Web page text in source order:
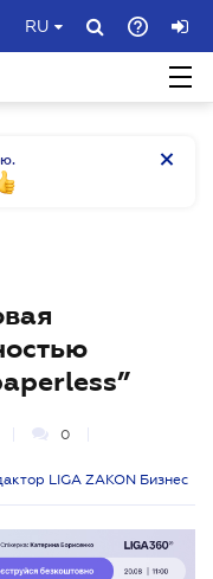
RU
0
LIGA ZAKON Бизнес